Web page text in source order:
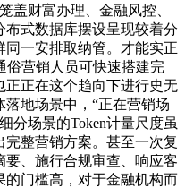
盖财富办理、金融风控、
式数据库摆设呈现较着分
一安排取纳管。才能实正
俗营销人员可快速搭建完
正在这个趋向下进行史无
地场景中，“正在营销场
分场景的Token计量尺度虽
整营销方案。甚至一次复
、施行合规审查、响应客
的门槛高，对于金融机构而